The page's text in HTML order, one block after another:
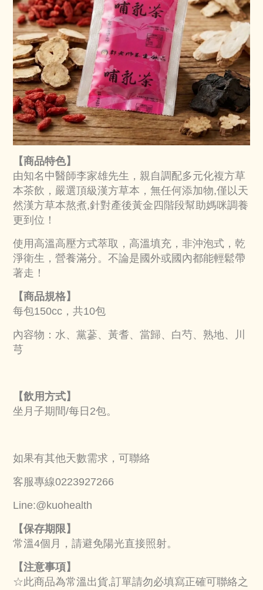
【商品特色】
由知名中醫師李家雄先生，親自調配多元化複方草
本茶飲，嚴選頂級漢方草本，無任何添加物,僅以天
然漢方草本熬煮,針對產後黃金四階段幫助媽咪調養
更到位！
使用高溫高壓方式萃取，高溫填充，非沖泡式，乾
淨衛生，營養滿分。不論是國外或國內都能輕鬆帶
著走！
【商品規格】
每包150cc，共10包
內容物：水、黨蔘、黃耆、當歸、白芍、熟地、川
芎
【飲用方式】
坐月子期間/每日2包。
如果有其他天數需求，可聯絡
客服專線0223927266
Line:@kuohealth
【保存期限】
常溫4個月，請避免陽光直接照射。
【注意事項】
☆此商品為常溫出貨,訂單請勿必填寫正確可聯絡之